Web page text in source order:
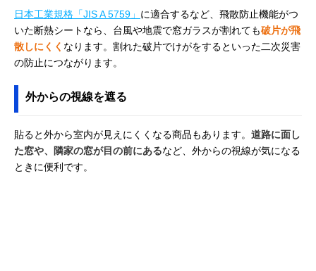
日本工業規格「JIS A 5759」 に適合するなど、飛散防止機能がつ
いた断熱シートなら、台風や地震で窓ガラスが割れても破片が飛
散しにくく なります。割れた破片でけがをするといった二次災害
の防止につながります。
外からの視線を遮る
貼ると外から室内が見えにくくなる商品もあります。 道路に面し
た窓や、隣家の窓が目の前にあるなど、外からの視線が気になる
ときに便利です。